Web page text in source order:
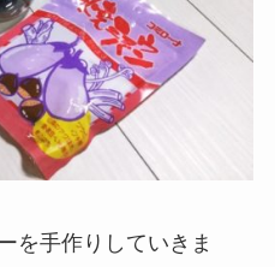
を手作りしていきま